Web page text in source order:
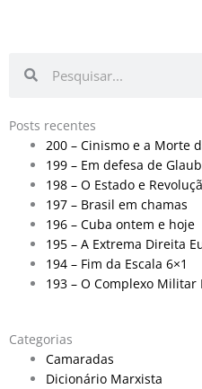
Posts recentes
200 – Cinismo e a Morte
199 – Em defesa de
198 – O Estado e
197 – Brasil em chamas
196 – Cuba ontem e hoje
195 – A Extrema Direita
194 – Fim da Escala 6×1
193 – O Complexo
Categorias
Camaradas
Dicionário Marxista